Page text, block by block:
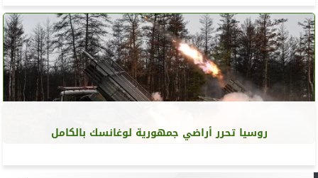
روسيا تحرر أراضي جمهورية لوغانسك بالكامل